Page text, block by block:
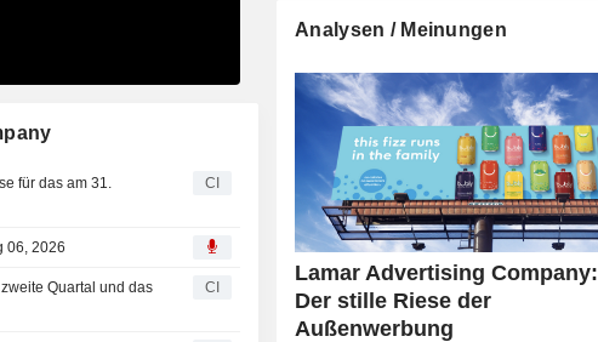
für das am 31.
CI
06, 2026
Quartal und das
CI
Analysen / Meinungen
Lamar Advertising Company:
Der stille Riese der
Außenwerbung